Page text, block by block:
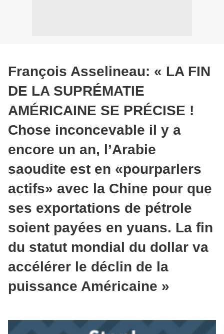
François Asselineau: « LA FIN
DE LA SUPRÉMATIE
AMÉRICAINE SE PRÉCISE !
Chose inconcevable il y a
encore un an, l’Arabie
saoudite est en «pourparlers
actifs» avec la Chine pour que
ses exportations de pétrole
soient payées en yuans. La fin
du statut mondial du dollar va
accélérer le déclin de la
puissance Américaine »